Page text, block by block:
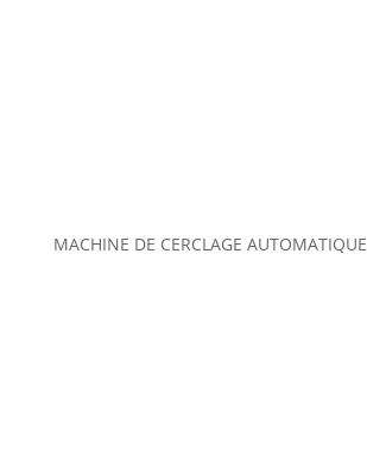
MACHINE DE CERCLAGE AUTOMATIQUE